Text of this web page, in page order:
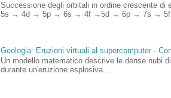
Successione degli orbitali in ordine
5s → 4d → 5p → 6s → 4f →5d → 6p → 7s →
Geologia: Eruzioni virtuali al supercomputer -
Un modello matematico descrive le dense nubi
durante un'eruzione esplosiva....